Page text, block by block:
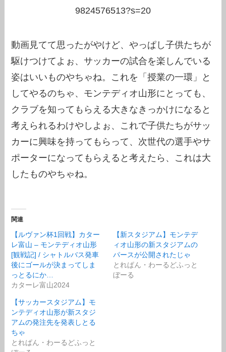
9824576513?s=20
動画見てて思ったがやけど、やっぱし子供たちが
駆けつけてよぉ、サッカーの試合を楽しんでいる
姿はいいものやちゃね。これを「授業の一環」と
してやるのちゃ、モンテディオ山形にとっても、
クラブを知ってもらえる大きなきっかけになると
考えられるわけやしよぉ、これで子供たちがサッ
カーに興味を持ってもらって、次世代の選手やサ
ポーターになってもらえると考えたら、これは大
したものやちゃね。
関連
【ルヴァン杯1回戦】カター
レ富山 – モンテディオ山形
[観戦記] / シャトルバス発車
後にゴールが決まってしま
っとるにか…
カターレ富山2024
【新スタジアム】モンテデ
ィオ山形の新スタジアムの
パースが公開されたじゃ
とれぱん・わーるどふっと
ぼーる
【サッカースタジアム】モ
ンテディオ山形が新スタジ
アムの発注先を発表しとる
ちゃ
とれぱん・わーるどふっと